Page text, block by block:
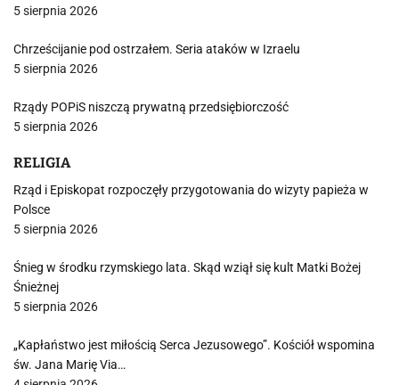
5 sierpnia 2026
Chrześcijanie pod ostrzałem. Seria ataków w Izraelu
5 sierpnia 2026
Rządy POPiS niszczą prywatną przedsiębiorczość
5 sierpnia 2026
RELIGIA
Rząd i Episkopat rozpoczęły przygotowania do wizyty papieża w
Polsce
5 sierpnia 2026
Śnieg w środku rzymskiego lata. Skąd wziął się kult Matki Bożej
Śnieżnej
5 sierpnia 2026
„Kapłaństwo jest miłością Serca Jezusowego”. Kościół wspomina
św. Jana Marię Via…